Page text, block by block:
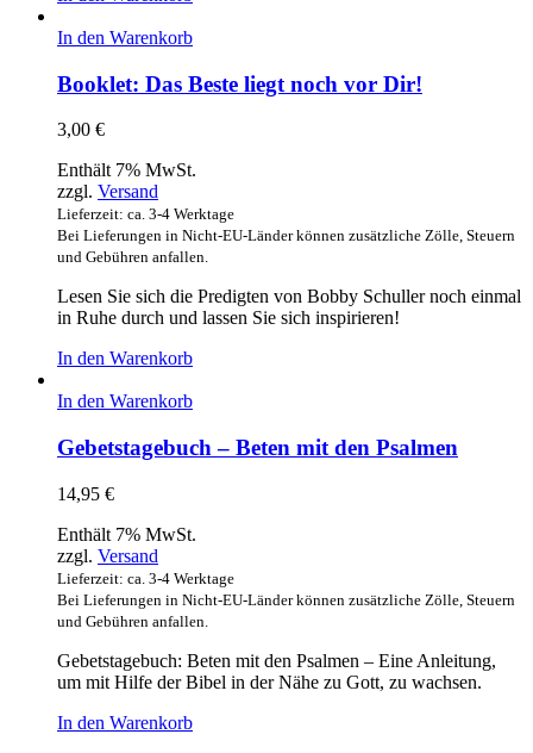
In den Warenkorb
Booklet: Das Beste liegt noch vor Dir!
3,00 €
Enthält 7% MwSt.
zzgl. Versand
Lieferzeit: ca. 3-4 Werktage
Bei Lieferungen in Nicht-EU-Länder können zusätzliche Zölle, Steuern
und Gebühren anfallen.
Lesen Sie sich die Predigten von Bobby Schuller noch einmal
in Ruhe durch und lassen Sie sich inspirieren!
In den Warenkorb
In den Warenkorb
Gebetstagebuch – Beten mit den Psalmen
14,95 €
Enthält 7% MwSt.
zzgl. Versand
Lieferzeit: ca. 3-4 Werktage
Bei Lieferungen in Nicht-EU-Länder können zusätzliche Zölle, Steuern
und Gebühren anfallen.
Gebetstagebuch: Beten mit den Psalmen – Eine Anleitung,
um mit Hilfe der Bibel in der Nähe zu Gott, zu wachsen.
In den Warenkorb